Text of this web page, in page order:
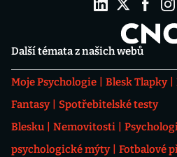
Další témata z našich webů
Moje Psychologie Blesk Tlapky
Fantasy
Spotřebitelské testy
Blesku
Nemovitosti
psychologické mýty
Fotbalové